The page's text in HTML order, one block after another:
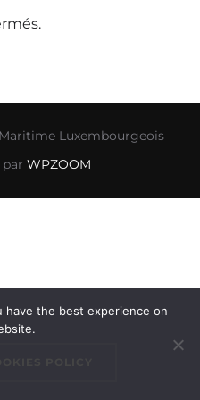
Luxembourgeois
WPZOOM
have the best experience on